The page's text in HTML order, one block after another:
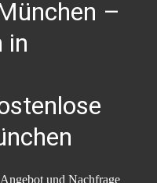
–
in
und Nachfrage